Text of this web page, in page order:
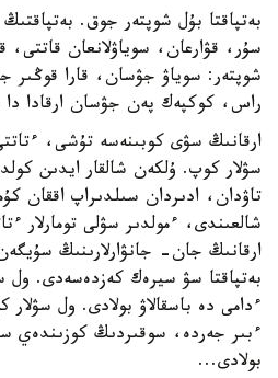
بەتپاقتا بۇل شوپتەر جوق.
سۇر، قۋارعان، سوياۋلانعان
شوپتەر: سوياۋ جۋسان، قارا قوڭىر
راس، كوكپەك پەن جۋسان ارقادا دا
ارقانىڭ سۋى كوبىنەسە تۇشى،
سۋلار كوپ. ۇلكەن شالقار ايدىن
تاۋدان، ادىردان سىلدىراپ اققان
شالعىندى، ءمولدىر سۋلى تومارلار
ارقانىڭ جان- جانۋارلارىنىڭ
بەتپاقتا سۋ سيرەك كەزدەسەدى.
ءدامى دە باسقالاۋ بولادى. ول
ءبىر جەردە، سوقىردىڭ كوزىندەي
بولادى...